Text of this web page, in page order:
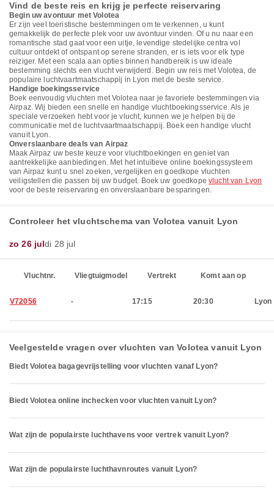
Vind de beste reis en krijg je perfecte reiservaring
Begin uw avontuur met Volotea
Er zijn veel toeristische bestemmingen om te verkennen, u kunt
gemakkelijk de perfecte plek voor uw avontuur vinden. Of u nu naar een
romantische stad gaat voor een uitje, levendige stedelijke centra vol
cultuur ontdekt of ontspant op serene stranden, er is iets voor elk type
reiziger. Met een scala aan opties binnen handbereik is uw ideale
bestemming slechts een vlucht verwijderd. Begin uw reis met Volotea, de
populaire luchtvaartmaatschappij in Lyon met de beste service.
Handige boekingsservice
Boek eenvoudig vluchten met Volotea naar je favoriete bestemmingen via
Airpaz. Wij bieden een snelle en handige vluchtboekingsservice. Als je
speciale verzoeken hebt voor je vlucht, kunnen we je helpen bij de
communicatie met de luchtvaartmaatschappij. Boek een handige vlucht
vanuit Lyon.
Onverslaanbare deals van Airpaz
Maak Airpaz uw beste keuze voor vluchtboekingen en geniet van
aantrekkelijke aanbiedingen. Met het intuïtieve online boekingssysteem
van Airpaz kunt u snel zoeken, vergelijken en goedkope vluchten
veiligstellen die passen bij uw budget. Boek uw goedkope vlucht van Lyon
voor de beste reiservaring en onverslaanbare besparingen.
Controleer het vluchtschema van Volotea vanuit Lyon
zo 26 juldi 28 jul
Vluchtnr. Vliegtuigmodel Vertrekt Komt aan op
V72056 - 17:15 20:30 Lyon
Veelgestelde vragen over vluchten van Volotea vanuit Lyon
Biedt Volotea bagagevrijstelling voor vluchten vanaf Lyon?
Biedt Volotea online inchecken voor vluchten vanuit Lyon?
Wat zijn de populairste luchthavens voor vertrek vanuit Lyon?
Wat zijn de populairste luchthavnroutes vanuit Lyon?